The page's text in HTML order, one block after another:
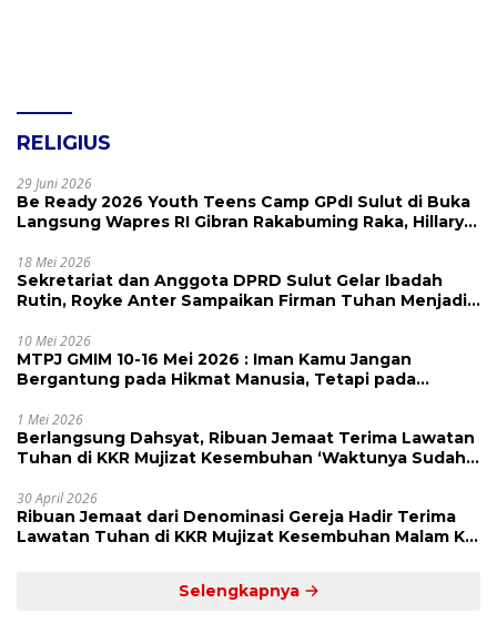
RELIGIUS
29 Juni 2026
Be Ready 2026 Youth Teens Camp GPdI Sulut di Buka
Langsung Wapres RI Gibran Rakabuming Raka, Hillary
18 Mei 2026
Sekretariat dan Anggota DPRD Sulut Gelar Ibadah
Rutin, Royke Anter Sampaikan Firman Tuhan Menjadi
10 Mei 2026
MTPJ GMIM 10-16 Mei 2026 : Iman Kamu Jangan
Bergantung pada Hikmat Manusia, Tetapi pada
1 Mei 2026
Berlangsung Dahsyat, Ribuan Jemaat Terima Lawatan
Tuhan di KKR Mujizat Kesembuhan ‘Waktunya Sudah
30 April 2026
Ribuan Jemaat dari Denominasi Gereja Hadir Terima
Lawatan Tuhan di KKR Mujizat Kesembuhan Malam Ke
Selengkapnya